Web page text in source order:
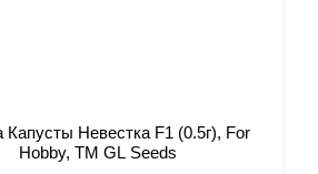
Невестка F1 (0.5г), For
Hobby, TM GL Seeds